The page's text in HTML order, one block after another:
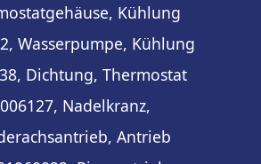
Kühlung
Wasserpumpe, Kühlung
Dichtung, Thermostat
Nadelkranz,
Antrieb